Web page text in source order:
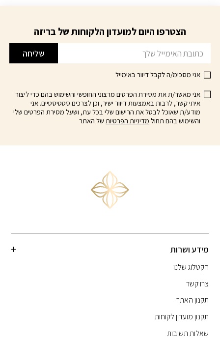
הצטרפו היום למועדון הלקוחות של בריזה
שליחה
אני מסכימ/ה לקבל דיוור באימייל
אני מאשר/ת את מסירת הפרטים מרצוני החופשי והשימוש בהם כדי ליצור
איתי קשר, לרבות באמצעות דיוור ישיר, וכן לצרכים סטטיסטיים. אני
מודע/ת שאוכל לבטל את הרישום שלי בכל עת, ושעל מסירת הפרטים שלי
והשימוש בהם תחול מדיניות הפרטיות של האתר
מידע ושרות
הקטלוג שלנו
צרו קשר
תקנון האתר
תקנון מועדון לקוחות
שאלות תשובות